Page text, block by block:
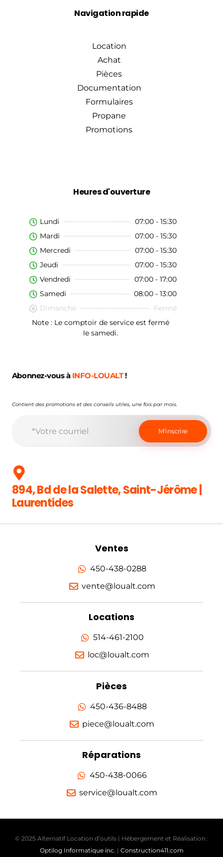
Navigation rapide
Location
Achat
Pièces
Documentation
Formulaires
Propane
Promotions
Heures d'ouverture
Lundi
07:00 - 15:30
Mardi
07:00 - 15:30
Mercredi
07:00 - 15:30
Jeudi
07:00 - 15:30
Vendredi
07:00 - 17:00
Samedi
08:00 - 13:00
Dimanche
Fermé
Note : Le comptoir de service est fermé
le samedi.
Abonnez-vous à INFO-LOUALT!
Contient des promotions et des conseils utiles, une fois par mois.
894, Bd de la Salette, Saint-Jérôme |
Laurentides
Ventes
450-438-0288
vente@loualt.com
Locations
514-461-2100
loc@loualt.com
Pièces
450-436-8488
piece@loualt.com
Réparations
450-438-0066
service@loualt.com
© 2025 Alternatif Location d’outils | Hébergement et Réalisation :
Optilog Informatique inc. | Construction411.com